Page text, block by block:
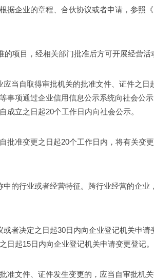
企业的章程、合伙协议或者申请，参照
项目，经相关部门批准后方可开展经营活
自取得审批机关的批准文件、证件之日
事项通过企业信用信息公示系统向社会公
成立之日起20个工作日内向社会公示。
准变更之日起20个工作日内，将有关变
的行业或者经营特征。跨行业经营的企业
决定之日起30日内向企业登记机关申请
日起15日内向企业登记机关申请变更登记。
文件、证件发生变更的，应当自审批机关